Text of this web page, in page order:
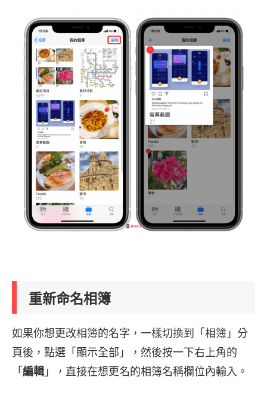
重新命名相簿
如果你想更改相簿的名字，一樣切換到「相簿」分
頁後，點選「顯示全部」，然後按一下右上角的
「 編輯 」，直接在想更名的相簿名稱欄位內輸入。